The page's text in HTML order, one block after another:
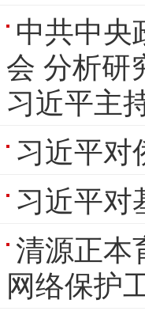
中共中央
会 分析研
习近平主
习近平对
习近平对
清源正
网络保护